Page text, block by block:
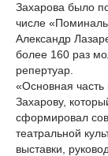
Захарова было
числе
Александр
более 160 раз
репертуар.
«Основная
Захарову,
сформировал
театральной
выставки,